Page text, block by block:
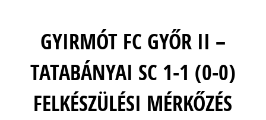
GYIRMÓT FC GYŐR II –
TATABÁNYAI SC 1-1 (0-0)
FELKÉSZÜLÉSI MÉRKŐZÉS